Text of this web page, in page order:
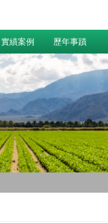
實績案例 歷年事蹟